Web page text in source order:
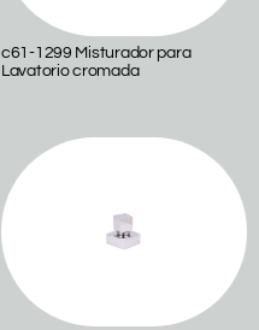
c61-1299 Misturador para
Lavatorio cromada